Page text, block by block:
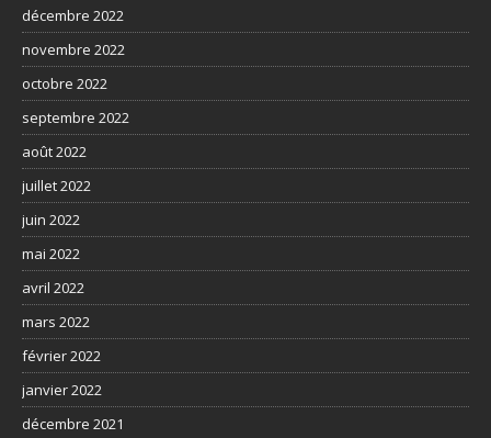
décembre 2022
novembre 2022
octobre 2022
septembre 2022
août 2022
juillet 2022
juin 2022
mai 2022
avril 2022
mars 2022
février 2022
janvier 2022
décembre 2021